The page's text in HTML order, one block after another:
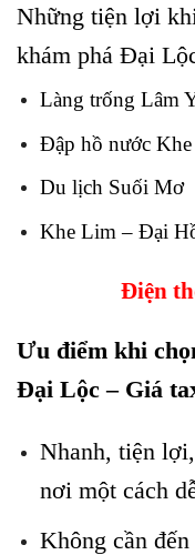
Những tiện lợi
khám phá Đại
Làng trống Lâm
Đập hồ nước
Du lịch Suối Mơ
Khe Lim – Đại
Điện
Ưu điểm khi
Đại Lộc – Giá
Nhanh, tiện
nơi một cách
Không cần